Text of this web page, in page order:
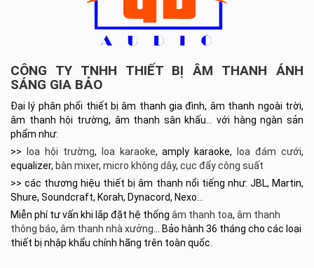
CÔNG TY TNHH THIẾT BỊ ÂM THANH ÁNH
SÁNG GIA BẢO
Đại lý phân phối thiết bị âm thanh gia đình, âm thanh ngoài trời,
âm thanh hội trường, âm thanh sân khấu… với hàng ngàn sản
phẩm như:
>>
loa hội trường, loa karaoke, amply karaoke, loa đám cưới,
equalizer, bàn mixer, micro không dây, cục đẩy công suất
>> các thương hiệu thiết bị âm thanh nổi tiếng như: JBL, Martin,
Shure, Soundcraft, Korah, Dynacord, Nexo…
Miễn phí tư vấn khi lắp đặt hệ thống âm thanh toa, âm thanh
thông báo, âm thanh nhà xưởng… Bảo hành 36 tháng cho các loại
thiết bị nhập khẩu chính hãng trên toàn quốc.